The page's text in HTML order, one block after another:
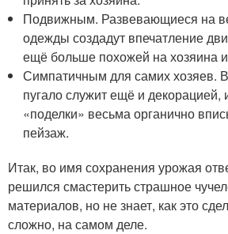
Подвижным. Развевающиеся на
одежды создадут впечатление
ещё больше похожей на хозяина
Симпатичным для самих хозяев.
пугало служит ещё и декорацией,
«поделки» весьма органично
пейзаж.
Итак, во имя сохранения урожая
решился смастерить страшное
материалов, но не знает, как это
сложно, на самом деле.